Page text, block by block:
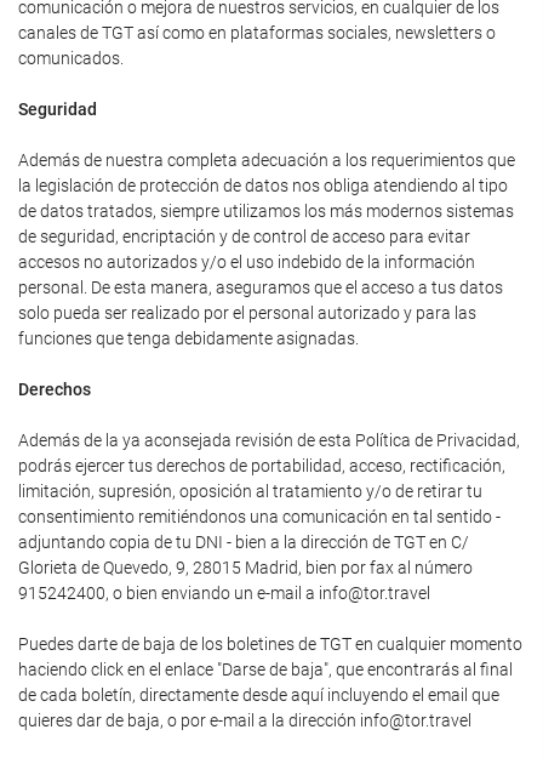
comunicación o mejora de nuestros servicios, en cualquier de los
canales de TGT así como en plataformas sociales, newsletters o
comunicados.
Seguridad
Además de nuestra completa adecuación a los requerimientos que
la legislación de protección de datos nos obliga atendiendo al tipo
de datos tratados, siempre utilizamos los más modernos sistemas
de seguridad, encriptación y de control de acceso para evitar
accesos no autorizados y/o el uso indebido de la información
personal. De esta manera, aseguramos que el acceso a tus datos
solo pueda ser realizado por el personal autorizado y para las
funciones que tenga debidamente asignadas.
Derechos
Además de la ya aconsejada revisión de esta Política de Privacidad,
podrás ejercer tus derechos de portabilidad, acceso, rectificación,
limitación, supresión, oposición al tratamiento y/o de retirar tu
consentimiento remitiéndonos una comunicación en tal sentido -
adjuntando copia de tu DNI - bien a la dirección de TGT en C/
Glorieta de Quevedo, 9, 28015 Madrid, bien por fax al número
915242400, o bien enviando un e-mail a info@tor.travel
Puedes darte de baja de los boletines de TGT en cualquier momento
haciendo click en el enlace "Darse de baja", que encontrarás al final
de cada boletín, directamente desde aquí incluyendo el email que
quieres dar de baja, o por e-mail a la dirección info@tor.travel